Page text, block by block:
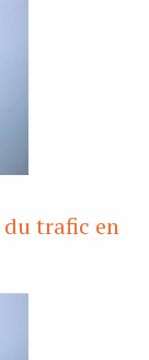
trafic en